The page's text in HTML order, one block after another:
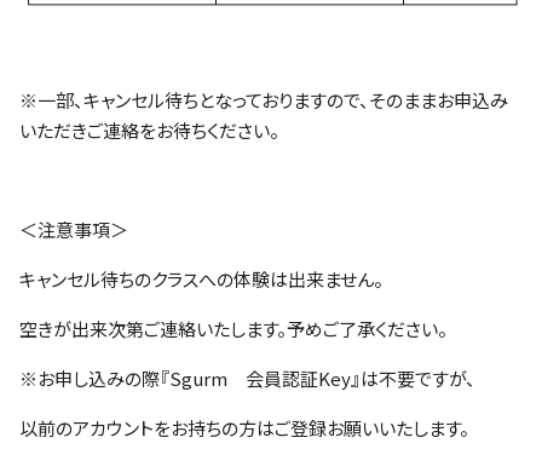
※一部、キャンセル待ちとなっておりますので、そのままお申込み
いただきご連絡をお待ちください。
＜注意事項＞
キャンセル待ちのクラスへの体験は出来ません。
空きが出来次第ご連絡いたします。予めご了承ください。
※お申し込みの際『Sgurm 会員認証Key』は不要ですが、
以前のアカウントをお持ちの方はご登録お願いいたします。